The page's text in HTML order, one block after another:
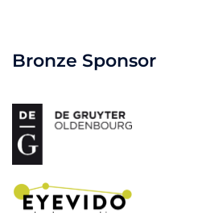
Bronze Sponsor